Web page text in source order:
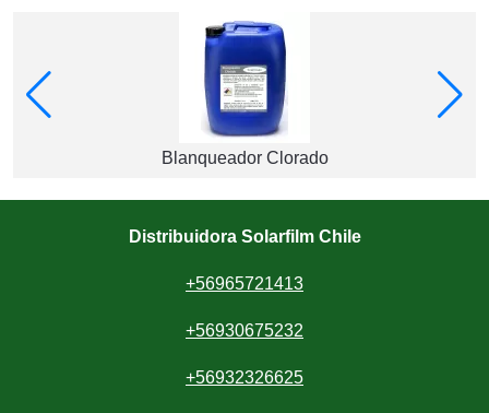
Blanqueador Clorado
Distribuidora Solarfilm Chile
+56965721413
+56930675232
+56932326625